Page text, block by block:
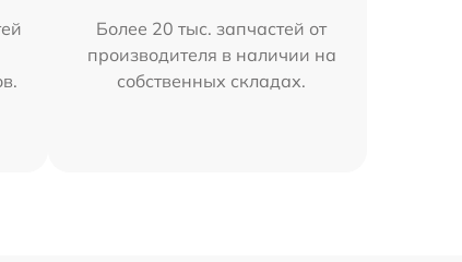
Более 20 тыс. запчастей от
производителя в наличии на
собственных складах.